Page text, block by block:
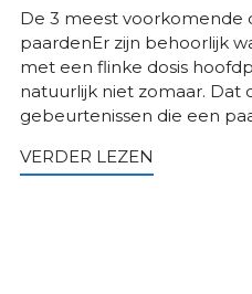
De 3 meest voorkomende
paardenEr zijn behoorlijk
met een flinke dosis
natuurlijk niet zomaar. Dat
gebeurtenissen die een
VERDER LEZEN